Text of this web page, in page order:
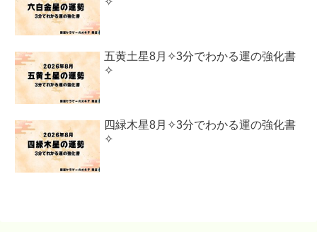
五黄土星8月✧3分でわかる運の強化書
✧
四緑木星8月✧3分でわかる運の強化書
✧